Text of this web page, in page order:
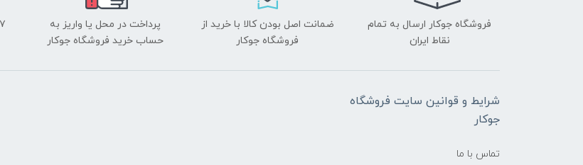
فروشگاه جوکار ارسال به تمام
نقاط ایران
ضمانت اصل بودن کالا با خرید از
فروشگاه جوکار
پرداخت در محل یا واریز به
حساب خرید فروشگاه جوکار
شرایط و قوانین سایت فروشگاه
جوکار
تماس با ما